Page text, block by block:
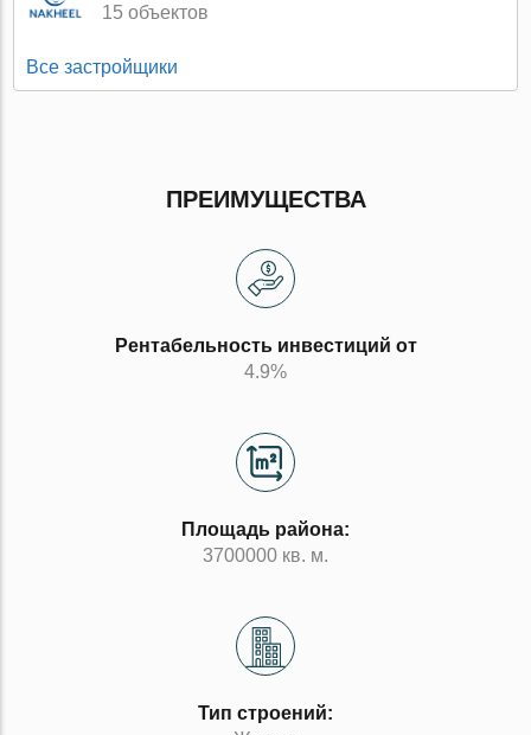
15 объектов
Все застройщики
ПРЕИМУЩЕСТВА
Рентабельность инвестиций от
4.9%
Площадь района:
3700000 кв. м.
Тип строений: